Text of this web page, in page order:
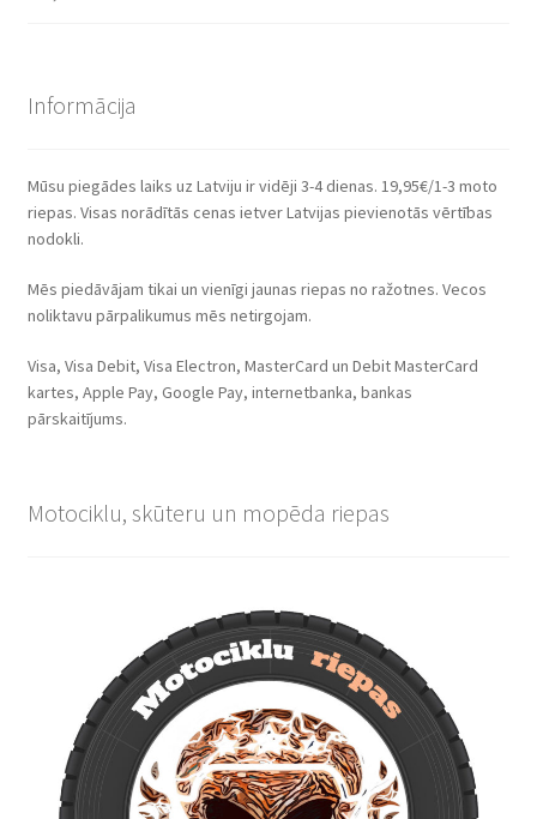
Informācija
Mūsu piegādes laiks uz Latviju ir vidēji 3-4 dienas. 19,95€/1-3 moto
riepas. Visas norādītās cenas ietver Latvijas pievienotās vērtības
nodokli.
Mēs piedāvājam tikai un vienīgi jaunas riepas no ražotnes. Vecos
noliktavu pārpalikumus mēs netirgojam.
Visa, Visa Debit, Visa Electron, MasterCard un Debit MasterCard
kartes, Apple Pay, Google Pay, internetbanka, bankas
pārskaitījums.
Motociklu, skūteru un mopēda riepas